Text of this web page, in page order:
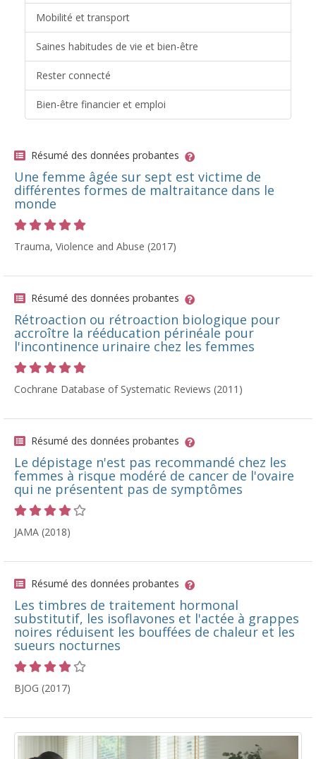
Mobilité et transport
Saines habitudes de vie et bien-être
Rester connecté
Bien-être financier et emploi
Résumé des données probantes
Une femme âgée sur sept est victime de
différentes formes de maltraitance dans le
monde
Trauma, Violence and Abuse (2017)
Résumé des données probantes
Rétroaction ou rétroaction biologique pour
accroître la rééducation périnéale pour
l'incontinence urinaire chez les femmes
Cochrane Database of Systematic Reviews (2011)
Résumé des données probantes
Le dépistage n'est pas recommandé chez les
femmes à risque modéré de cancer de l'ovaire
qui ne présentent pas de symptômes
JAMA (2018)
Résumé des données probantes
Les timbres de traitement hormonal
substitutif, les isoflavones et l'actée à grappes
noires réduisent les bouffées de chaleur et les
sueurs nocturnes
BJOG (2017)